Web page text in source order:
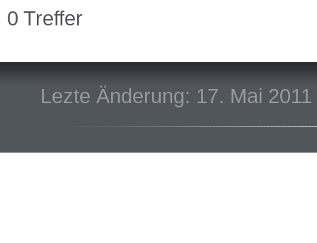
0 Treffer
Lezte Änderung: 17. Mai